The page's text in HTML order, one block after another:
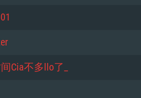
밴드 인터넷
22.1 GB (최소 클라이언
비슷한 성능을 가지는
최소 해상도: 720p
밴드 인터넷
22.1 GB (최소 클라이언
가지며 최신 그래픽
개월 미만; 최소사양
Cia不多llo了_